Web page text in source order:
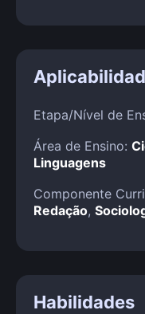
Etapa/Nível de
Área de Ensino:
Linguagens
Componente
Redação,
Habilidades